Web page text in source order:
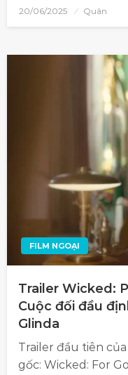
20/06/2025 Quân
FILM NGOẠI
Trailer Wicked:
Cuộc đối đầu
Glinda
Trailer đầu tiên
gốc: Wicked: For